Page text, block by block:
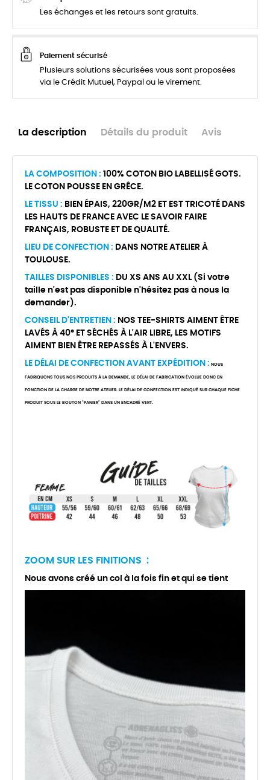
Les échanges et les retours sont gratuits.
Paiement sécurisé
Plusieurs solutions sécurisées vous sont proposées
via le Crédit Mutuel, Paypal ou le virement.
La description Détails du produit Avis
LA COMPOSITION : 100% COTON BIO LABELLISÉ GOTS.
LE COTON POUSSE EN GRÊCE.
LE TISSU : BIEN ÉPAIS, 220GR/M2 ET EST TRICOTÉ DANS
LES HAUTS DE FRANCE AVEC LE SAVOIR FAIRE
FRANÇAIS, ROBUSTE ET DE QUALITÉ.
LIEU DE CONFECTION : DANS NOTRE ATELIER À
TOULOUSE.
TAILLES DISPONIBLES : DU XS ANS AU XXL (Si votre
taille n'est pas disponible n'hésitez pas à nous la
demander).
CONSEIL D'ENTRETIEN : NOS TEE-SHIRTS AIMENT ÊTRE
LAVÉS À 40° ET SÉCHÉS À L'AIR LIBRE, LES MOTIFS
AIMENT BIEN ÊTRE REPASSÉS À L'ENVERS.
LE DÉLAI DE CONFECTION AVANT EXPÉDITION : NOUS
FABRIQUONS TOUS NOS PRODUITS À LA DEMANDE, LE DÉLAI DE FABRICATION ÉVOLUE DONC EN
FONCTION DE LA CHARGE DE NOTRE ATELIER. LE DÉLAI DE CONFECTION EST INDIQUÉ SUR CHAQUE FICHE
PRODUIT SOUS LE BOUTON "PANIER" DANS UN ENCADRÉ VERT.
ZOOM SUR LES FINITIONS :
Nous avons créé un col à la fois fin et qui se tient